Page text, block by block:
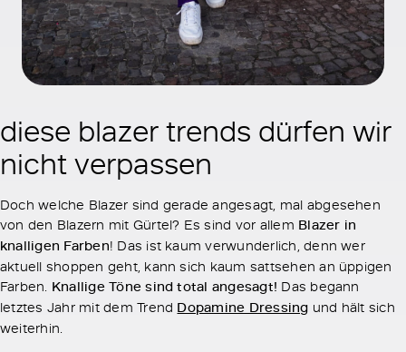
diese blazer trends dürfen wir
nicht verpassen
Doch welche Blazer sind gerade angesagt, mal abgesehen
von den Blazern mit Gürtel? Es sind vor allem Blazer in
knalligen Farben! Das ist kaum verwunderlich, denn wer
aktuell shoppen geht, kann sich kaum sattsehen an üppigen
Farben. Knallige Töne sind total angesagt! Das begann
letztes Jahr mit dem Trend Dopamine Dressing und hält sich
weiterhin.